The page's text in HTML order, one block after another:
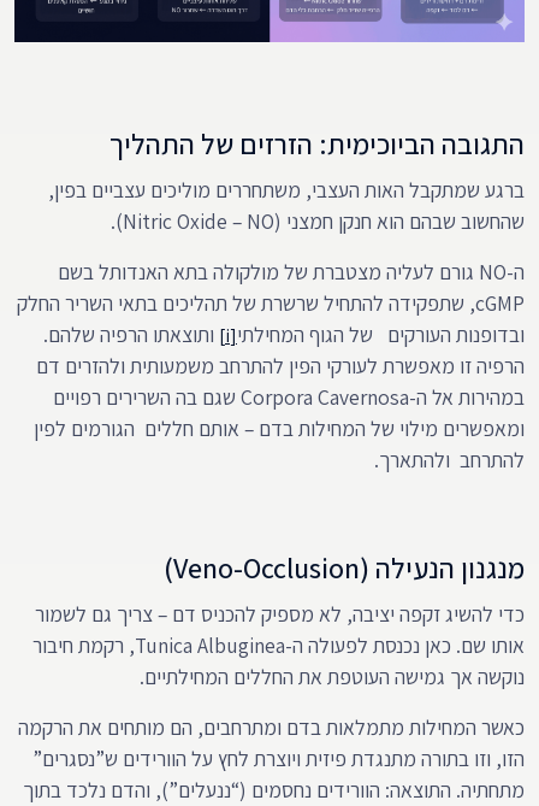
התגובה הביוכימית: הזרזים של התהליך
ברגע שמתקבל האות העצבי, משתחררים מוליכים עצביים בפין,
שהחשוב שבהם הוא חנקן חמצני (Nitric Oxide – NO).
ה-NO גורם לעליה מצטברת של מולקולה בתא האנדותל בשם
cGMP, שתפקידה להתחיל שרשרת של תהליכים בתאי השריר החלק
ובדופנות העורקים של הגוף המחילתי[i]
ותוצאתו הרפיה שלהם.
הרפיה זו מאפשרת לעורקי הפין להתרחב משמעותית ולהזרים דם
במהירות אל ה-Corpora Cavernosa שגם בה השרירים רפויים
ומאפשרים מילוי של המחילות בדם – אותם חללים הגורמים לפין
להתרחב ולהתארך.
מנגנון הנעילה (Veno-Occlusion)
כדי להשיג זקפה יציבה, לא מספיק להכניס דם – צריך גם לשמור
אותו שם. כאן נכנסת לפעולה ה-Tunica Albuginea, רקמת חיבור
נוקשה אך גמישה העוטפת את החללים המחילתיים.
כאשר המחילות מתמלאות בדם ומתרחבים, הם מותחים את הרקמה
הזו, וזו בתורה מתנגדת פיזית ויוצרת לחץ על הוורידים ש”נסגרים”
מתחתיה. התוצאה: הוורידים נחסמים (“ננעלים”), והדם נלכד בתוך